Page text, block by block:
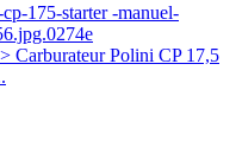
175-starter -manuel-
Carburateur Polini CP 17,5